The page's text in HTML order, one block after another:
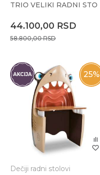
TRIO VELIKI RADNI STO
44.100,00 RSD
58.800,00RSD
25%
Dečiji radni stolovi